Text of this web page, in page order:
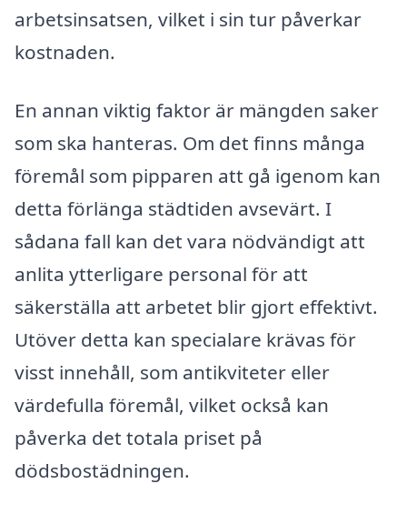
arbetsinsatsen, vilket i sin tur påverkar
kostnaden.
En annan viktig faktor är mängden saker
som ska hanteras. Om det finns många
föremål som pipparen att gå igenom kan
detta förlänga städtiden avsevärt. I
sådana fall kan det vara nödvändigt att
anlita ytterligare personal för att
säkerställa att arbetet blir gjort effektivt.
Utöver detta kan specialare krävas för
visst innehåll, som antikviteter eller
värdefulla föremål, vilket också kan
påverka det totala priset på
dödsbostädningen.